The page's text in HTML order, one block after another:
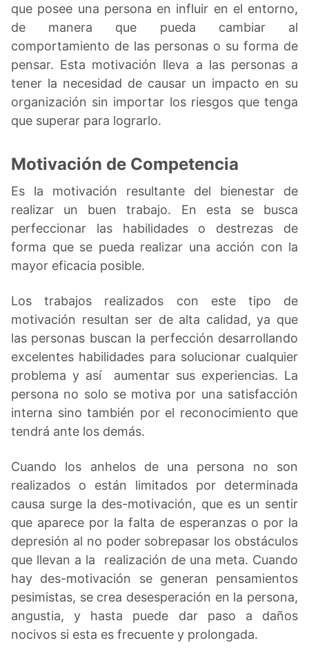
que posee una persona en influir en el entorno,
de manera que pueda cambiar al
comportamiento de las personas o su forma de
pensar. Esta motivación lleva a las personas a
tener la necesidad de causar un impacto en su
organización sin importar los riesgos que tenga
que superar para lograrlo.
Motivación de Competencia
Es la motivación resultante del bienestar de
realizar un buen trabajo. En esta se busca
perfeccionar las habilidades o destrezas de
forma que se pueda realizar una acción con la
mayor eficacia posible.
Los trabajos realizados con este tipo de
motivación resultan ser de alta calidad, ya que
las personas buscan la perfección desarrollando
excelentes habilidades para solucionar cualquier
problema y así aumentar sus experiencias. La
persona no solo se motiva por una satisfacción
interna sino también por el reconocimiento que
tendrá ante los demás.
Cuando los anhelos de una persona no son
realizados o están limitados por determinada
causa surge la des-motivación, que es un sentir
que aparece por la falta de esperanzas o por la
depresión al no poder sobrepasar los obstáculos
que llevan a la realización de una meta. Cuando
hay des-motivación se generan pensamientos
pesimistas, se crea desesperación en la persona,
angustia, y hasta puede dar paso a daños
nocivos si esta es frecuente y prolongada.